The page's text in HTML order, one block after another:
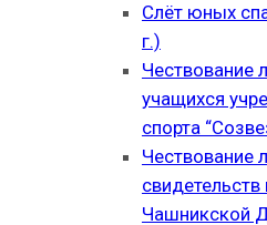
Слёт юных
г.)
Чествование
учащихся
спорта
Чествование
Чашникской